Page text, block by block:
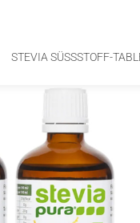
STEVIA SÜSSSTOFF-